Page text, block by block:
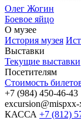
Олег Жогин
Боевое яйцо
О музее
История музея
Выставки
Текущие выставки
Посетителям
Стоимость
+7 (984) 450-46-43
КАССА +7 (812)